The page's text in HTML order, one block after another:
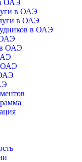
ОАЭ
в ОАЭ
в ОАЭ
в ОАЭ
ОАЭ
ОАЭ